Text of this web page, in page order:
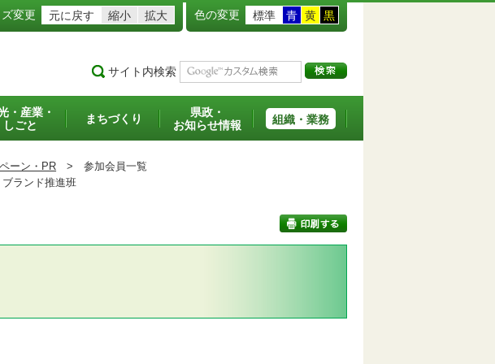
変更 元に戻す 縮小 拡大 色の変更 標準 青 黄 黒
サイト内検索
・産業・
しごと
まちづくり
県政・
お知らせ情報
組織・業務
ーン・PR > 参加会員一覧
ランド推進班